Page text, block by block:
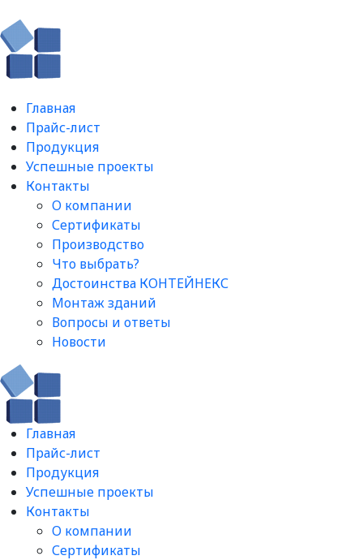
Главная
Прайс-лист
Продукция
Успешные проекты
Контакты
О компании
Сертификаты
Производство
Что выбрать?
Достоинства КОНТЕЙНЕКС
Монтаж зданий
Вопросы и ответы​
Новости
Главная
Прайс-лист
Продукция
Успешные проекты
Контакты
О компании
Сертификаты